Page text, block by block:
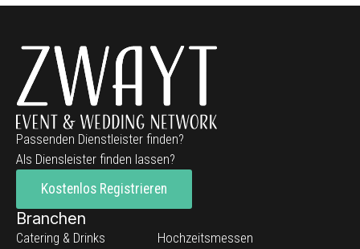
Passenden Dienstleister finden?
Als Diensleister finden lassen?
Kostenlos Registrieren
Branchen
Catering & Drinks Hochzeitsmessen